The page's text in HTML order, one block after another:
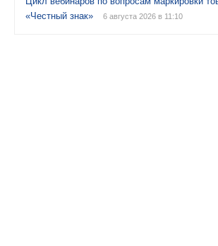
«Честный знак»
6 августа 2026 в 11:10